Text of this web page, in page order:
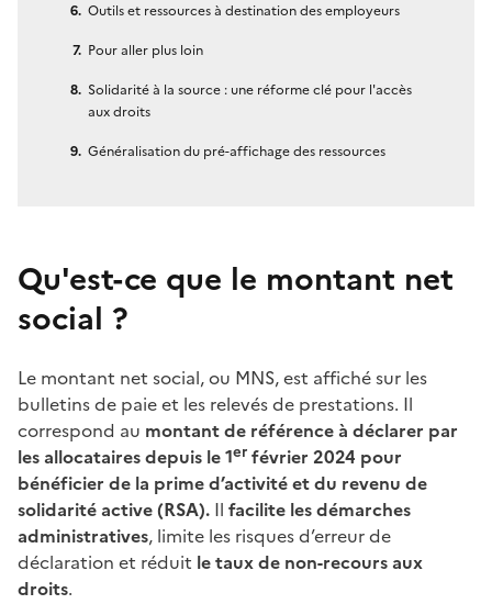
Outils et ressources à destination des employeurs
Pour aller plus loin
Solidarité à la source : une réforme clé pour l'accès
aux droits
Généralisation du pré-affichage des ressources
Qu'est-ce que le montant net
social ?
Le montant net social, ou MNS, est affiché sur les
bulletins de paie et les relevés de prestations. Il
correspond au montant de référence à déclarer par
les allocataires depuis le 1er février 2024 pour
bénéficier de la prime d’activité et du revenu de
solidarité active (RSA). Il facilite les démarches
administratives, limite les risques d’erreur de
déclaration et réduit le taux de non-recours aux
droits.